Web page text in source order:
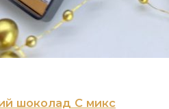
шоколад C микс